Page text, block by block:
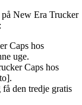
New Era Trucker
Caps hos
uge.
Caps hos
den tredje gratis